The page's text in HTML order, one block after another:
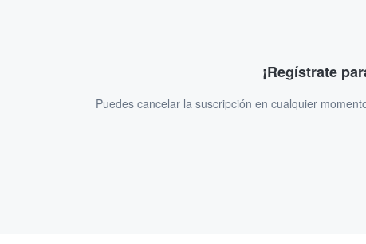
¡Regístrate
Puedes cancelar la suscripción en cualquier